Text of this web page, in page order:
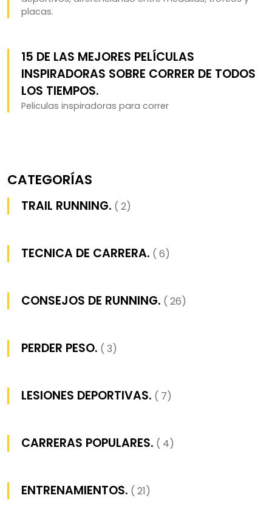
placas.
15 DE LAS MEJORES PELÍCULAS
INSPIRADORAS SOBRE CORRER DE TODOS
LOS TIEMPOS.
Peliculas inspiradoras para correr
CATEGORÍAS
TRAIL RUNNING. ( 2)
TECNICA DE CARRERA. ( 6)
CONSEJOS DE RUNNING. ( 26)
PERDER PESO. ( 3)
LESIONES DEPORTIVAS. ( 7)
CARRERAS POPULARES. ( 4)
ENTRENAMIENTOS. ( 21)